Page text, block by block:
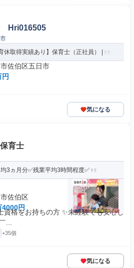
Hri016505
休取得実績あり】保育士（正社員） |
佐伯区五日市
気になる
育士
3ヵ月分✅残業平均3時間程度✅
佐伯区
4000円
資格をお持ちの方 ✨未経験でも安心し
...
+35個
気になる